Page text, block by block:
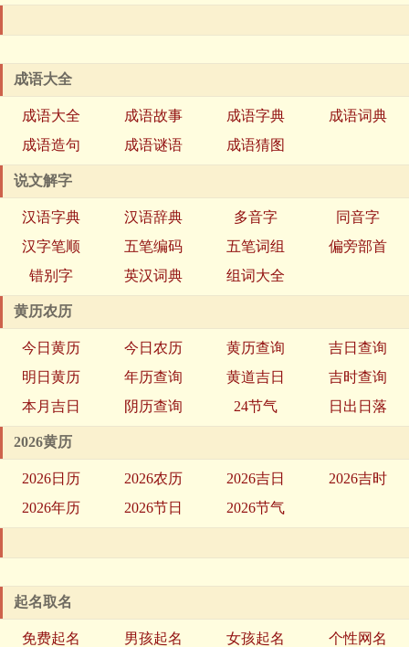
成语大全
成语大全 成语故事 成语字典
成语词典
成语造句
成语谜语 成语猜图
说文解字
汉语字典 汉语辞典 多音字
同音字
汉字笔顺
五笔编码 五笔词组
偏旁部首
错别字
英汉词典 组词大全
黄历农历
今日黄历 今日农历 黄历查询
吉日查询
明日黄历
年历查询 黄道吉日
吉时查询
本月吉日
阴历查询 24节气 日出日落
2026黄历
2026日历 2026农历 2026吉日
2026吉时
2026年历
2026节日 2026节气
起名取名
免费起名 男孩起名 女孩起名
个性网名